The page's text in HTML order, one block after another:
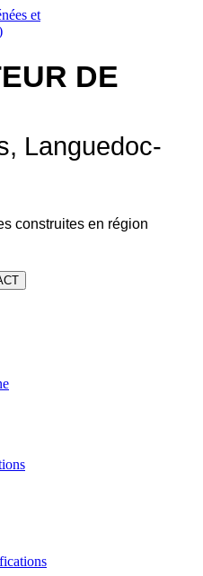
DE
Languedoc-
construites en région